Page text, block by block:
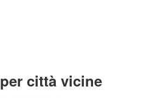
città vicine